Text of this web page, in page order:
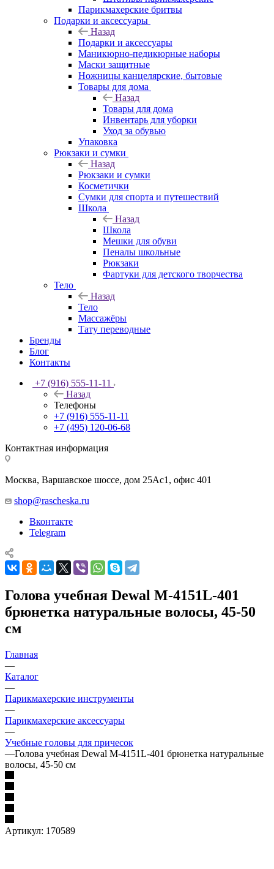
Парикмахерские бритвы
Подарки и аксессуары
Назад
Подарки и аксессуары
Маникюрно-педикюрные наборы
Маски защитные
Ножницы канцелярские, бытовые
Товары для дома
Назад
Товары для дома
Инвентарь для уборки
Уход за обувью
Упаковка
Рюкзаки и сумки
Назад
Рюкзаки и сумки
Косметички
Сумки для спорта и путешествий
Школа
Назад
Школа
Мешки для обуви
Пеналы школьные
Рюкзаки
Фартуки для детского творчества
Тело
Назад
Тело
Массажёры
Тату переводные
Бренды
Блог
Контакты
+7 (916) 555-11-11
Назад
Телефоны
+7 (916) 555-11-11
+7 (495) 120-06-68
Контактная информация
Москва, Варшавское шоссе, дом 25Аc1, офис 401
shop@rascheska.ru
Вконтакте
Telegram
Голова учебная Dewal M-4151L-401
брюнетка натуральные волосы, 45-50
см
Главная
—
Каталог
—
Парикмахерские инструменты
—
Парикмахерские аксессуары
—
Учебные головы для причесок
—Голова учебная Dewal M-4151L-401 брюнетка натуральные
волосы, 45-50 см
Артикул: 170589